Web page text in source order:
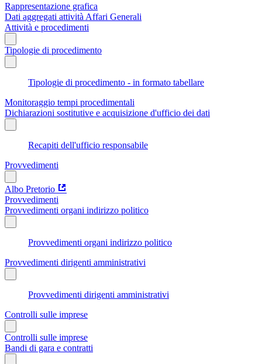
Rappresentazione grafica
Dati aggregati attività Affari Generali
Attività e procedimenti
Tipologie di procedimento
Tipologie di procedimento - in formato tabellare
Monitoraggio tempi procedimentali
Dichiarazioni sostitutive e acquisizione d'ufficio dei dati
Recapiti dell'ufficio responsabile
Provvedimenti
Albo Pretorio
Provvedimenti
Provvedimenti organi indirizzo politico
Provvedimenti organi indirizzo politico
Provvedimenti dirigenti amministrativi
Provvedimenti dirigenti amministrativi
Controlli sulle imprese
Controlli sulle imprese
Bandi di gara e contratti